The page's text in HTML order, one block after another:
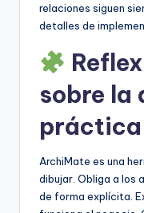
relaciones siguen
detalles de
sobre la
práctica
ArchiMate es una
dibujar. Obliga a los
de forma explícita.